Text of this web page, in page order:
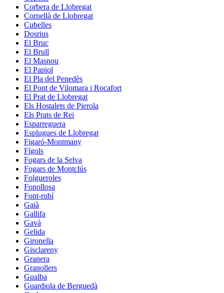
Corbera de Llobregat
Cornellà de Llobregat
Cubelles
Dosrius
El Bruc
El Brull
El Masnou
El Papiol
El Pla del Penedès
El Pont de Vilomara i Rocafort
El Prat de Llobregat
Els Hostalets de Pierola
Els Prats de Rei
Esparreguera
Esplugues de Llobregat
Figaró-Montmany
Fígols
Fogars de la Selva
Fogars de Montclús
Folgueroles
Fonollosa
Font-rubí
Gaià
Gallifa
Gavà
Gelida
Gironella
Gisclareny
Granera
Granollers
Gualba
Guardiola de Berguedà